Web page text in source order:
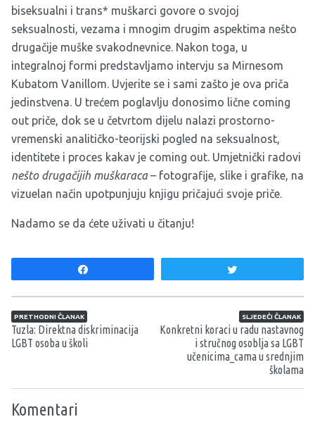
biseksualni i trans* muškarci govore o svojoj
seksualnosti, vezama i mnogim drugim aspektima nešto
drugačije muške svakodnevnice. Nakon toga, u
integralnoj formi predstavljamo intervju sa Mirnesom
Kubatom Vanillom. Uvjerite se i sami zašto je ova priča
jedinstvena. U trećem poglavlju donosimo lične coming
out priče, dok se u četvrtom dijelu nalazi prostorno-
vremenski analitičko-teorijski pogled na seksualnost,
identitete i proces kakav je coming out. Umjetnički radovi
nešto drugačijih muškaraca– fotografije, slike i grafike, na
vizuelan način upotpunjuju knjigu pričajući svoje priče.
Nadamo se da ćete uživati u čitanju!
Navigacija članaka
PRETHODNI ČLANAK
Tuzla: Direktna diskriminacija
LGBT osoba u školi
SLJEDEĆI ČLANAK
Konkretni koraci u radu nastavnog
i stručnog osoblja sa LGBT
učenicima_cama u srednjim
školama
Komentari